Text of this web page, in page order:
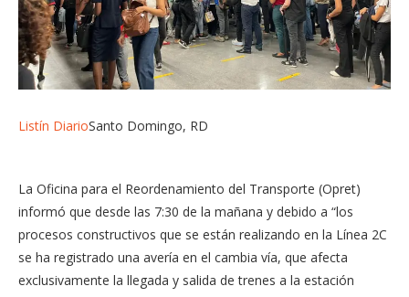
Listín DiarioSanto Domingo, RD
La Oficina para el Reordenamiento del Transporte (Opret)
informó que desde las 7:30 de la mañana y debido a “los
procesos constructivos que se están realizando en la Línea 2C
se ha registrado una avería en el cambia vía, que afecta
exclusivamente la llegada y salida de trenes a la estación